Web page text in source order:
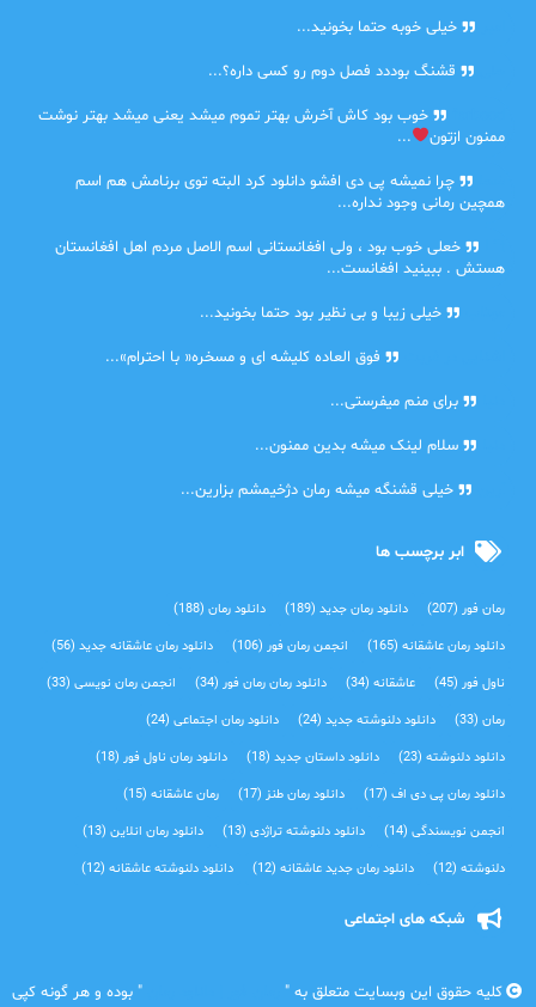
خیلی خوبه حتما بخونید...
قشنگ بوددد فصل دوم رو کسی داره؟...
خوب بود کاش آخرش بهتر تموم میشد یعنی میشد بهتر نوشت
ممنون ازتون
...
چرا نمیشه پی دی افشو دانلود کرد البته توی برنامش هم اسم
همچین رمانی وجود نداره...
خعلی خوب بود ، ولی افغانستانی اسم الاصل مردم اهل افغانستان
هستش . ببینید افغانست...
خیلی زیبا و بی نظیر بود حتما بخونید...
فوق العاده کلیشه ای و مسخره« با احترام»...
برای منم میفرستی...
سلام لینک میشه بدین ممنون...
خیلی قشنگه میشه رمان دژخیمشم بزارین...
ابر برچسب ها
رمان فور(207) دانلود رمان جدید(189) دانلود رمان(188)
دانلود رمان عاشقانه(165) انجمن رمان فور(106) دانلود رمان عاشقانه جدید(56)
ناول فور(45) عاشقانه(34) دانلود رمان رمان فور(34) انجمن رمان نویسی(33)
رمان(33) دانلود دلنوشته جدید(24) دانلود رمان اجتماعی‌(24)
دانلود دلنوشته(23) دانلود داستان جدید(18) دانلود رمان ناول فور(18)
دانلود رمان پی دی اف(17) دانلود رمان طنز(17) رمان عاشقانه(15)
انجمن نویسندگی(14) دانلود دلنوشته تراژدی‌(13) دانلود رمان انلاین(13)
دلنوشته(12) دانلود رمان جدید عاشقانه(12) دانلود دلنوشته عاشقانه(12)
شبکه های اجتماعی
کلیه حقوق این وبسایت متعلق به "
" بوده و هر گونه کپی